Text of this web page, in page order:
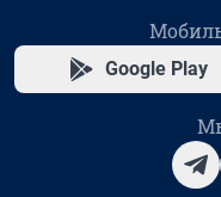
Google Play